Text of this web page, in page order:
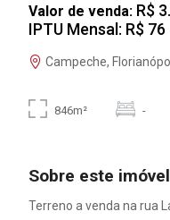
Valor de venda: R$
IPTU Mensal: R$ 76
Campeche,
846m² -
Sobre este imóvel
Terreno a venda na rua